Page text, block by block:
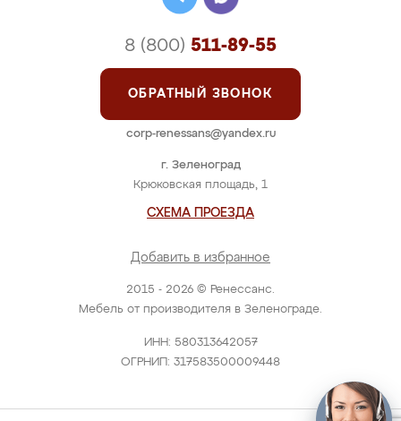
2015 - 2026 © Ренессанс.
Мебель от производителя в Зеленограде.
ИНН: 580313642057
ОГРНИП: 317583500009448
г. Зеленоград
Крюковская площадь, 1
СХЕМА ПРОЕЗДА
Добавить в избранное
8 (800) 511-89-55
ОБРАТНЫЙ ЗВОНОК
corp-renessans@yandex.ru